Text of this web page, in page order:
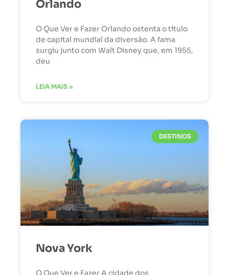
Orlando
O Que Ver e Fazer Orlando ostenta o título
de capital mundial da diversão. A fama
surgiu junto com Walt Disney que, em 1955,
deu
LEIA MAIS »
DESTINOS
Nova York
O Que Ver e Fazer A cidade dos